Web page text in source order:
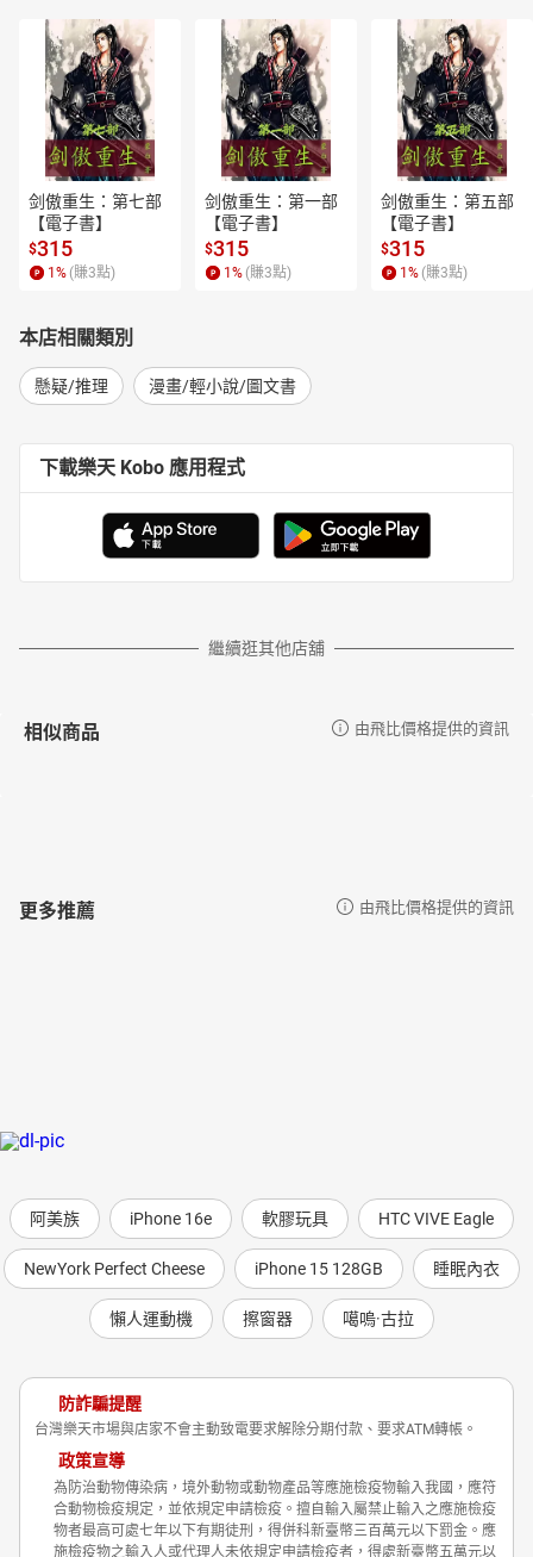
剑傲重生：第七部
【電子書】
$315
1 % (賺3點)
剑傲重生：第一部
【電子書】
$315
1 % (賺3點)
剑傲重生：第五部
【電子書】
$315
1 % (賺3點)
本店相關類別
懸疑/推理 漫畫/輕小說/圖文書
下載樂天 Kobo 應用程式
繼續逛其他店舖
相似商品 由飛比價格提供的資訊
更多推薦 由飛比價格提供的資訊
阿美族 iPhone 16e 軟膠玩具 HTC VIVE Eagle
NewYork Perfect Cheese iPhone 15 128GB 睡眠內衣
懶人運動機 擦窗器 噶嗚·古拉
防詐騙提醒
台灣樂天市場與店家不會主動致電要求解除分期付款、要求ATM轉帳。
政策宣導
為防治動物傳染病，境外動物或動物產品等應施檢疫物輸入我國，應符
合動物檢疫規定，並依規定申請檢疫。擅自輸入屬禁止輸入之應施檢疫
物者最高可處七年以下有期徒刑，得併科新臺幣三百萬元以下罰金。應
施檢疫物之輸入人或代理人未依規定申請檢疫者，得處新臺幣五萬元以